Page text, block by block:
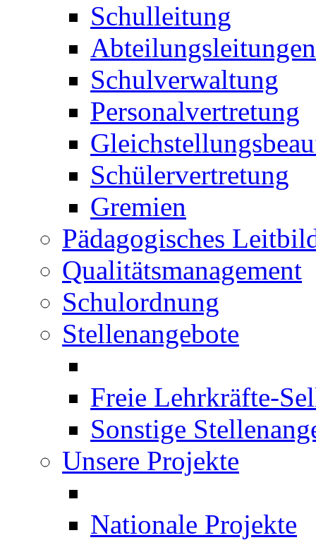
Schulleitung
Abteilungsleitungen
Schulverwaltung
Personalvertretung
Schülervertretung
Gremien
Pädagogisches
Qualitätsmanagement
Schulordnung
Stellenangebote
Freie Lehrkräfte-
Sonstige
Unsere Projekte
Nationale Projekte